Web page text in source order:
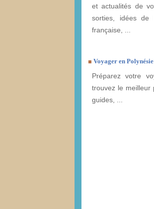
et actualités de
sorties, idées de
française, ...
Voyager en
Préparez votre
trouvez le meilleur
guides, ...